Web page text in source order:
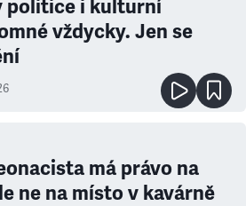
politice i kulturní
vždycky. Jen se
má právo na
ne na místo v kavárně